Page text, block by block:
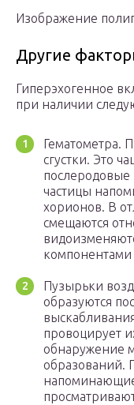
Изображение
Другие
Гиперэхогенное
при наличии
Гематометра.
сгустки. Это
частицы
хорионов. В
смещаются
компонентами
Пузырьки
образуются
провоцирует
обнаружение
образований.